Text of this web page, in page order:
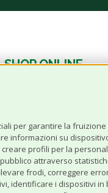
per garantire la
informazioni su
profili per la
attraverso
frodi, correggere
identificare i dispositivi
SHOP ONLINE
Gatto
Offerte‌ del‌ mese
Selezionati da